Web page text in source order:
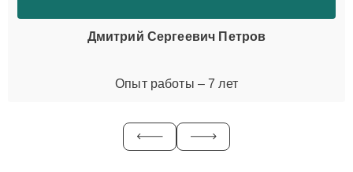
Дмитрий Сергеевич Петров
Опыт работы – 7 лет